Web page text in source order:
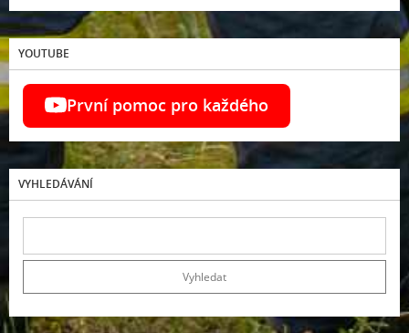
YOUTUBE
První pomoc pro každého
VYHLEDÁVÁNÍ